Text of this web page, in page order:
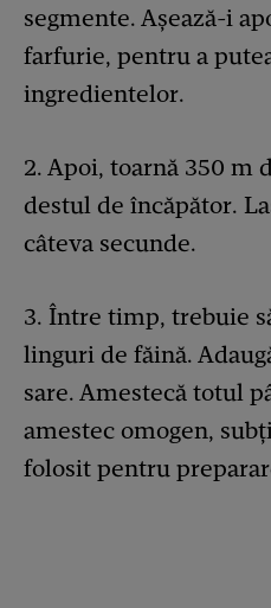
segmente. Așează-i
farfurie, pentru a
ingredientelor.
2. Apoi, toarnă 350 m
destul de încăpător.
câteva secunde.
3. Între timp, trebuie
linguri de făină.
sare. Amestecă totul
amestec omogen,
folosit pentru